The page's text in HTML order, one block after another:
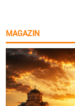
MAGAZIN